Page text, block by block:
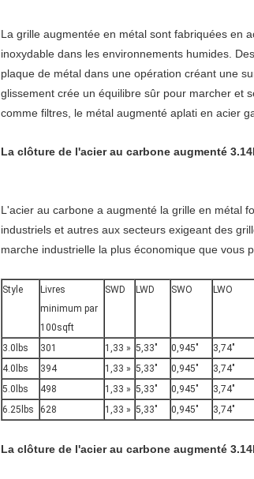
La grille augmentée en métal sont fabriquées en
inoxydable dans les environnements humides.
plaque de métal dans une opération créant une
glissement crée un équilibre sûr pour marcher et
comme filtres, le métal augmenté aplati en acier
La clôture de l'acier au carbone augmenté
L'acier au carbone a augmenté la grille en métal
industriels et autres aux secteurs exigeant des
marche industrielle la plus économique que vous
Style
Livres
minimum par
100sqft
SWD LWD SWO LWO
3.0lbs
301 1,33 » 5,33" 0,945" 3,74"
4.0lbs
394 1,33 » 5,33" 0,945" 3,74"
5.0lbs
498 1,33 » 5,33" 0,945" 3,74"
6.25lbs
628 1,33 » 5,33" 0,945" 3,74"
La clôture de l'acier au carbone augmenté